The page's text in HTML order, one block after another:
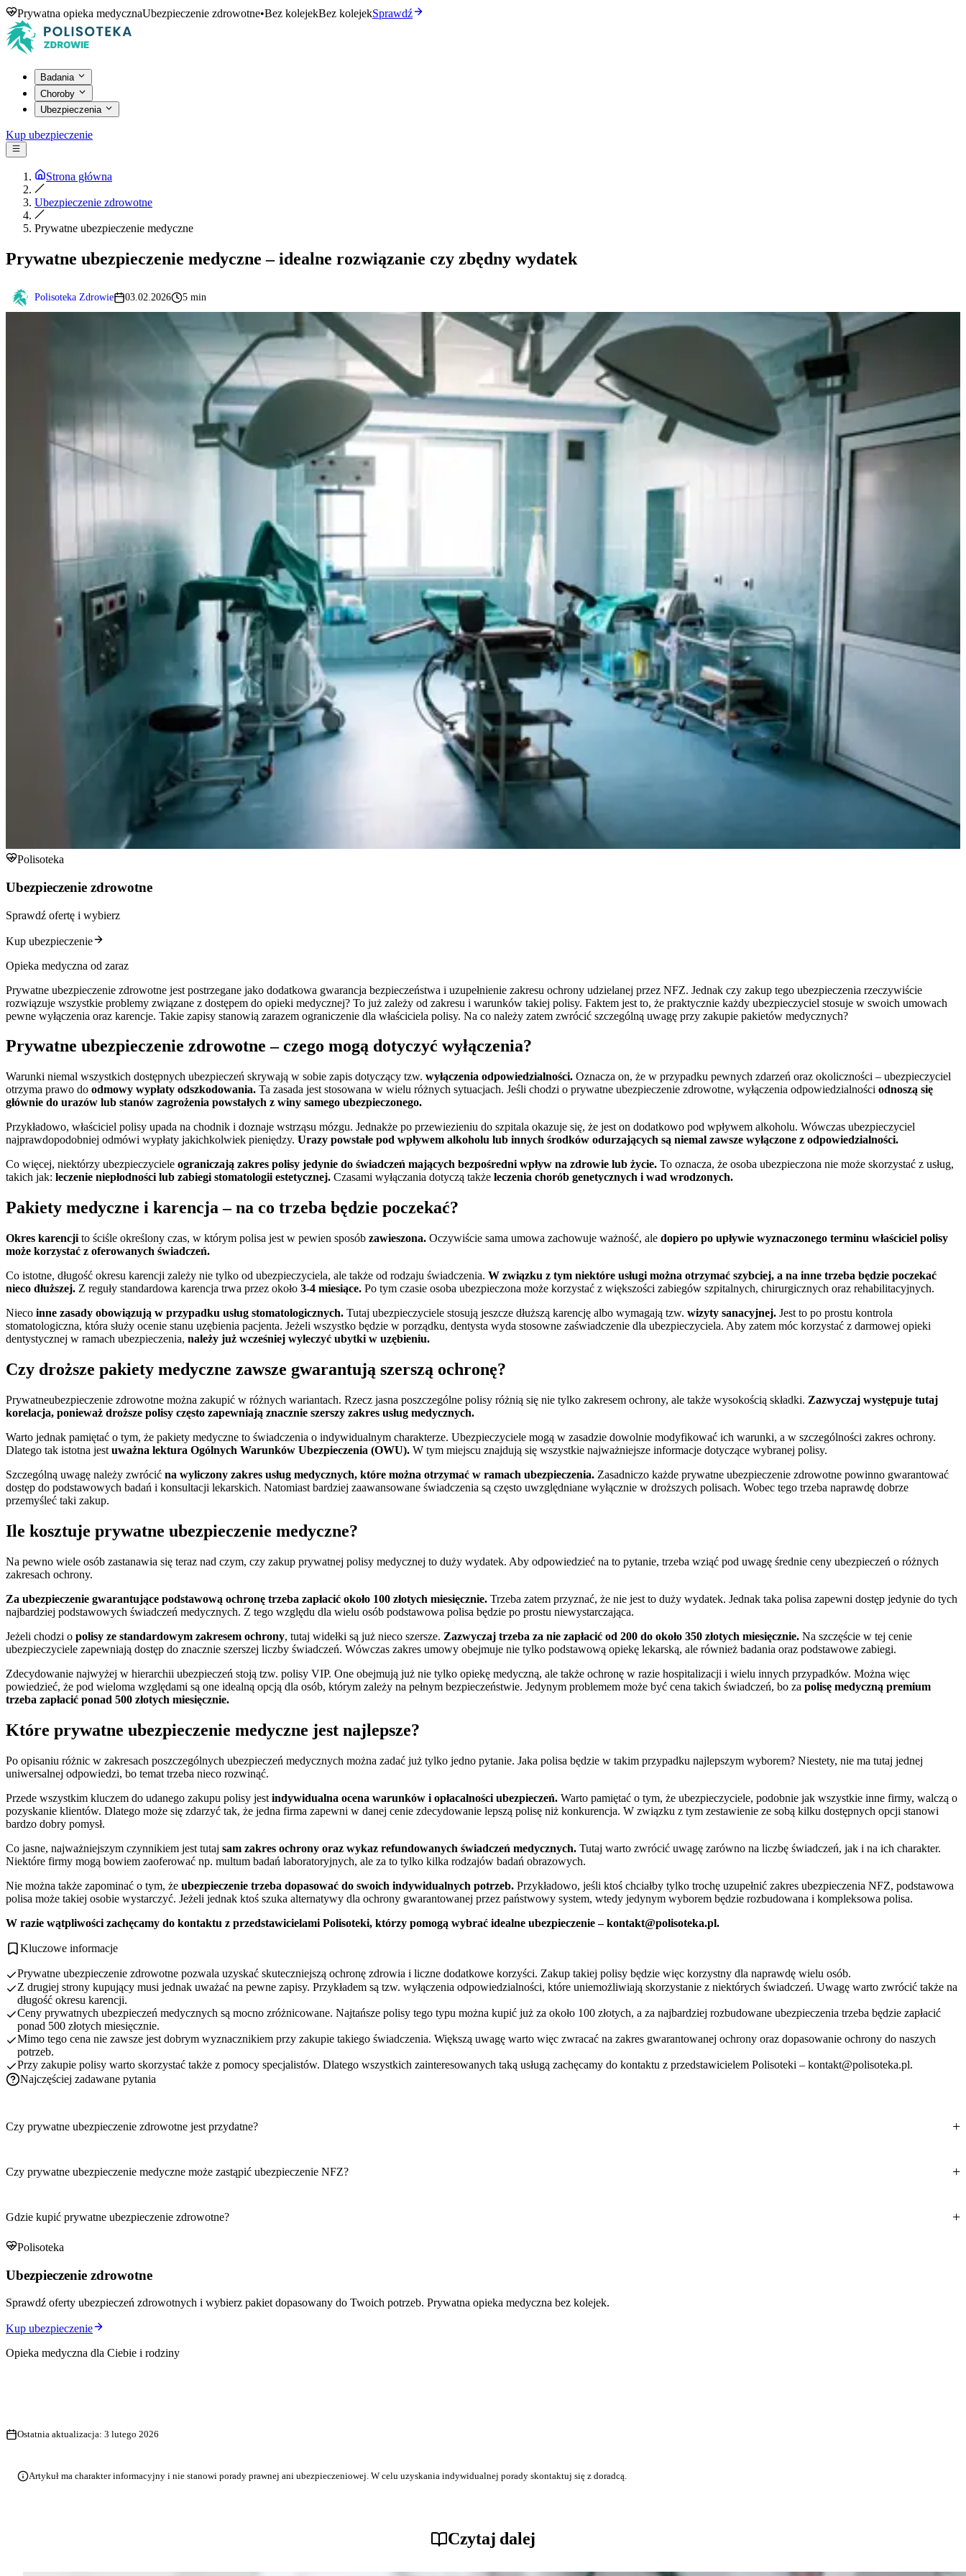
Prywatna opieka medycznaUbezpieczenie zdrowotne•Bez kolejekBez kolejekSprawdź
Badania
Choroby
Ubezpieczenia
Kup ubezpieczenie
Strona główna
Ubezpieczenie zdrowotne
Prywatne ubezpieczenie medyczne
Prywatne ubezpieczenie medyczne – idealne rozwiązanie czy zbędny wydatek
Polisoteka Zdrowie 03.02.2026 5 min
Polisoteka
Ubezpieczenie zdrowotne
Sprawdź ofertę i wybierz
Kup ubezpieczenie
Opieka medyczna od zaraz
Prywatne ubezpieczenie zdrowotne jest postrzegane jako dodatkowa gwarancja bezpieczeństwa i uzupełnienie zakresu ochrony udzielanej przez NFZ. Jednak czy zakup tego ubezpieczenia rzeczywiście
rozwiązuje wszystkie problemy związane z dostępem do opieki medycznej? To już zależy od zakresu i warunków takiej polisy. Faktem jest to, że praktycznie każdy ubezpieczyciel stosuje w swoich umowach
pewne wyłączenia oraz karencje. Takie zapisy stanowią zarazem ograniczenie dla właściciela polisy. Na co należy zatem zwrócić szczególną uwagę przy zakupie pakietów medycznych?
Prywatne ubezpieczenie zdrowotne – czego mogą dotyczyć wyłączenia?
Warunki niemal wszystkich dostępnych ubezpieczeń skrywają w sobie zapis dotyczący tzw. wyłączenia odpowiedzialności. Oznacza on, że w przypadku pewnych zdarzeń oraz okoliczności – ubezpieczyciel
otrzyma prawo do odmowy wypłaty odszkodowania. Ta zasada jest stosowana w wielu różnych sytuacjach. Jeśli chodzi o prywatne ubezpieczenie zdrowotne, wyłączenia odpowiedzialności odnoszą się
głównie do urazów lub stanów zagrożenia powstałych z winy samego ubezpieczonego.
Przykładowo, właściciel polisy upada na chodnik i doznaje wstrząsu mózgu. Jednakże po przewiezieniu do szpitala okazuje się, że jest on dodatkowo pod wpływem alkoholu. Wówczas ubezpieczyciel
najprawdopodobniej odmówi wypłaty jakichkolwiek pieniędzy. Urazy powstałe pod wpływem alkoholu lub innych środków odurzających są niemal zawsze wyłączone z odpowiedzialności.
Co więcej, niektórzy ubezpieczyciele ograniczają zakres polisy jedynie do świadczeń mających bezpośredni wpływ na zdrowie lub życie. To oznacza, że osoba ubezpieczona nie może skorzystać z usług,
takich jak: leczenie niepłodności lub zabiegi stomatologii estetycznej. Czasami wyłączania dotyczą także leczenia chorób genetycznych i wad wrodzonych.
Pakiety medyczne i karencja – na co trzeba będzie poczekać?
Okres karencji to ściśle określony czas, w którym polisa jest w pewien sposób zawieszona. Oczywiście sama umowa zachowuje ważność, ale dopiero po upływie wyznaczonego terminu właściciel polisy
może korzystać z oferowanych świadczeń.
Co istotne, długość okresu karencji zależy nie tylko od ubezpieczyciela, ale także od rodzaju świadczenia. W związku z tym niektóre usługi można otrzymać szybciej, a na inne trzeba będzie poczekać
nieco dłuższej. Z reguły standardowa karencja trwa przez około 3-4 miesiące. Po tym czasie osoba ubezpieczona może korzystać z większości zabiegów szpitalnych, chirurgicznych oraz rehabilitacyjnych.
Nieco inne zasady obowiązują w przypadku usług stomatologicznych. Tutaj ubezpieczyciele stosują jeszcze dłuższą karencję albo wymagają tzw. wizyty sanacyjnej. Jest to po prostu kontrola
stomatologiczna, która służy ocenie stanu uzębienia pacjenta. Jeżeli wszystko będzie w porządku, dentysta wyda stosowne zaświadczenie dla ubezpieczyciela. Aby zatem móc korzystać z darmowej opieki
dentystycznej w ramach ubezpieczenia, należy już wcześniej wyleczyć ubytki w uzębieniu.
Czy droższe pakiety medyczne zawsze gwarantują szerszą ochronę?
Prywatneubezpieczenie zdrowotne można zakupić w różnych wariantach. Rzecz jasna poszczególne polisy różnią się nie tylko zakresem ochrony, ale także wysokością składki. Zazwyczaj występuje tutaj
korelacja, ponieważ droższe polisy często zapewniają znacznie szerszy zakres usług medycznych.
Warto jednak pamiętać o tym, że pakiety medyczne to świadczenia o indywidualnym charakterze. Ubezpieczyciele mogą w zasadzie dowolnie modyfikować ich warunki, a w szczególności zakres ochrony.
Dlatego tak istotna jest uważna lektura Ogólnych Warunków Ubezpieczenia (OWU). W tym miejscu znajdują się wszystkie najważniejsze informacje dotyczące wybranej polisy.
Szczególną uwagę należy zwrócić na wyliczony zakres usług medycznych, które można otrzymać w ramach ubezpieczenia. Zasadniczo każde prywatne ubezpieczenie zdrowotne powinno gwarantować
dostęp do podstawowych badań i konsultacji lekarskich. Natomiast bardziej zaawansowane świadczenia są często uwzględniane wyłącznie w droższych polisach. Wobec tego trzeba naprawdę dobrze
przemyśleć taki zakup.
Ile kosztuje prywatne ubezpieczenie medyczne?
Na pewno wiele osób zastanawia się teraz nad czym, czy zakup prywatnej polisy medycznej to duży wydatek. Aby odpowiedzieć na to pytanie, trzeba wziąć pod uwagę średnie ceny ubezpieczeń o różnych
zakresach ochrony.
Za ubezpieczenie gwarantujące podstawową ochronę trzeba zapłacić około 100 złotych miesięcznie. Trzeba zatem przyznać, że nie jest to duży wydatek. Jednak taka polisa zapewni dostęp jedynie do tych
najbardziej podstawowych świadczeń medycznych. Z tego względu dla wielu osób podstawowa polisa będzie po prostu niewystarczająca.
Jeżeli chodzi o polisy ze standardowym zakresem ochrony, tutaj widełki są już nieco szersze. Zazwyczaj trzeba za nie zapłacić od 200 do około 350 złotych miesięcznie. Na szczęście w tej cenie
ubezpieczyciele zapewniają dostęp do znacznie szerszej liczby świadczeń. Wówczas zakres umowy obejmuje nie tylko podstawową opiekę lekarską, ale również badania oraz podstawowe zabiegi.
Zdecydowanie najwyżej w hierarchii ubezpieczeń stoją tzw. polisy VIP. One obejmują już nie tylko opiekę medyczną, ale także ochronę w razie hospitalizacji i wielu innych przypadków. Można więc
powiedzieć, że pod wieloma względami są one idealną opcją dla osób, którym zależy na pełnym bezpieczeństwie. Jedynym problemem może być cena takich świadczeń, bo za polisę medyczną premium
trzeba zapłacić ponad 500 złotych miesięcznie.
Które prywatne ubezpieczenie medyczne jest najlepsze?
Po opisaniu różnic w zakresach poszczególnych ubezpieczeń medycznych można zadać już tylko jedno pytanie. Jaka polisa będzie w takim przypadku najlepszym wyborem? Niestety, nie ma tutaj jednej
uniwersalnej odpowiedzi, bo temat trzeba nieco rozwinąć.
Przede wszystkim kluczem do udanego zakupu polisy jest indywidualna ocena warunków i opłacalności ubezpieczeń. Warto pamiętać o tym, że ubezpieczyciele, podobnie jak wszystkie inne firmy, walczą o
pozyskanie klientów. Dlatego może się zdarzyć tak, że jedna firma zapewni w danej cenie zdecydowanie lepszą polisę niż konkurencja. W związku z tym zestawienie ze sobą kilku dostępnych opcji stanowi
bardzo dobry pomysł.
Co jasne, najważniejszym czynnikiem jest tutaj sam zakres ochrony oraz wykaz refundowanych świadczeń medycznych. Tutaj warto zwrócić uwagę zarówno na liczbę świadczeń, jak i na ich charakter.
Niektóre firmy mogą bowiem zaoferować np. multum badań laboratoryjnych, ale za to tylko kilka rodzajów badań obrazowych.
Nie można także zapominać o tym, że ubezpieczenie trzeba dopasować do swoich indywidualnych potrzeb. Przykładowo, jeśli ktoś chciałby tylko trochę uzupełnić zakres ubezpieczenia NFZ, podstawowa
polisa może takiej osobie wystarczyć. Jeżeli jednak ktoś szuka alternatywy dla ochrony gwarantowanej przez państwowy system, wtedy jedynym wyborem będzie rozbudowana i kompleksowa polisa.
W razie wątpliwości zachęcamy do kontaktu z przedstawicielami Polisoteki, którzy pomogą wybrać idealne ubezpieczenie –kontakt@polisoteka.pl.
Kluczowe informacje
Prywatne ubezpieczenie zdrowotne pozwala uzyskać skuteczniejszą ochronę zdrowia i liczne dodatkowe korzyści. Zakup takiej polisy będzie więc korzystny dla naprawdę wielu osób.
Z drugiej strony kupujący musi jednak uważać na pewne zapisy. Przykładem są tzw. wyłączenia odpowiedzialności, które uniemożliwiają skorzystanie z niektórych świadczeń. Uwagę warto zwrócić także na
długość okresu karencji.
Ceny prywatnych ubezpieczeń medycznych są mocno zróżnicowane. Najtańsze polisy tego typu można kupić już za około 100 złotych, a za najbardziej rozbudowane ubezpieczenia trzeba będzie zapłacić
ponad 500 złotych miesięcznie.
Mimo tego cena nie zawsze jest dobrym wyznacznikiem przy zakupie takiego świadczenia. Większą uwagę warto więc zwracać na zakres gwarantowanej ochrony oraz dopasowanie ochrony do naszych
potrzeb.
Przy zakupie polisy warto skorzystać także z pomocy specjalistów. Dlatego wszystkich zainteresowanych taką usługą zachęcamy do kontaktu z przedstawicielem Polisoteki – kontakt@polisoteka.pl.
Najczęściej zadawane pytania
Czy prywatne ubezpieczenie zdrowotne jest przydatne?
Czy prywatne ubezpieczenie medyczne może zastąpić ubezpieczenie NFZ?
Gdzie kupić prywatne ubezpieczenie zdrowotne?
Polisoteka
Ubezpieczenie zdrowotne
Sprawdź oferty ubezpieczeń zdrowotnych i wybierz pakiet dopasowany do Twoich potrzeb. Prywatna opieka medyczna bez kolejek.
Kup ubezpieczenie
Opieka medyczna dla Ciebie i rodziny
Ostatnia aktualizacja: 3 lutego 2026
Artykuł ma charakter informacyjny i nie stanowi porady prawnej ani ubezpieczeniowej. W celu uzyskania indywidualnej porady skontaktuj się z doradcą.
Czytaj dalej